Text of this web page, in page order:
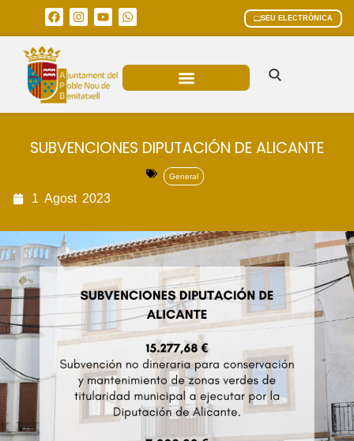
SEU ELECTRÒNICA
SUBVENCIONES DIPUTACIÓN DE ALICANTE
General
1 Agost 2023